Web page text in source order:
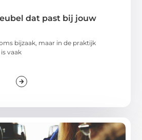
dat past bij jouw
bijzaak, maar in de praktijk
vaak